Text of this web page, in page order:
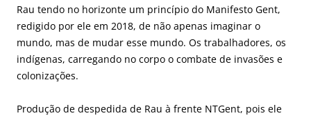
Rau tendo no horizonte um princípio do Manifesto Gent,
redigido por ele em 2018, de não apenas imaginar o
mundo, mas de mudar esse mundo. Os trabalhadores, os
indígenas, carregando no corpo o combate de invasões e
colonizações.
Produção de despedida de Rau à frente NTGent, pois ele